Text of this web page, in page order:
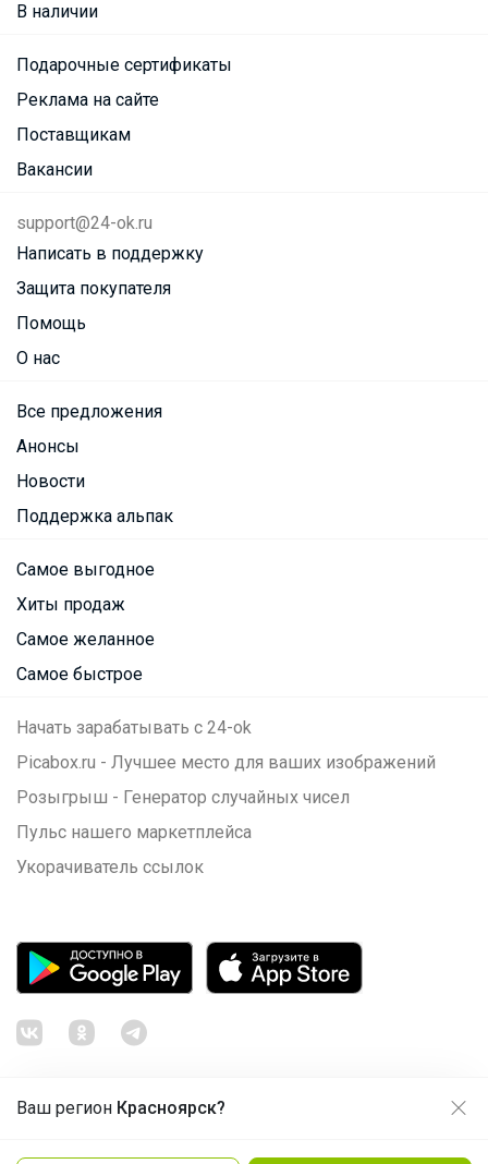
Ваш регион Красноярск?
В наличии
Подарочные сертификаты
Реклама на сайте
Поставщикам
Вакансии
support@24-ok.ru
Написать в поддержку
Защита покупателя
Помощь
О нас
Все предложения
Анонсы
Новости
Поддержка альпак
Самое выгодное
Хиты продаж
Самое желанное
Самое быстрое
Начать зарабатывать с 24-ok
Picabox.ru - Лучшее место для ваших изображений
Розыгрыш - Генератор случайных чисел
Пульс нашего маркетплейса
Укорачиватель ссылок
Продолжая использовать этот сайт и нажимая кнопку